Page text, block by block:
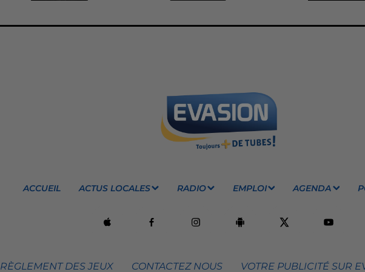
ACCUEIL ACTUS LOCALES RADIO EMPLOI AGENDA
RÈGLEMENT DES JEUX CONTACTEZ NOUS VOTRE PUBLICITÉ SUR